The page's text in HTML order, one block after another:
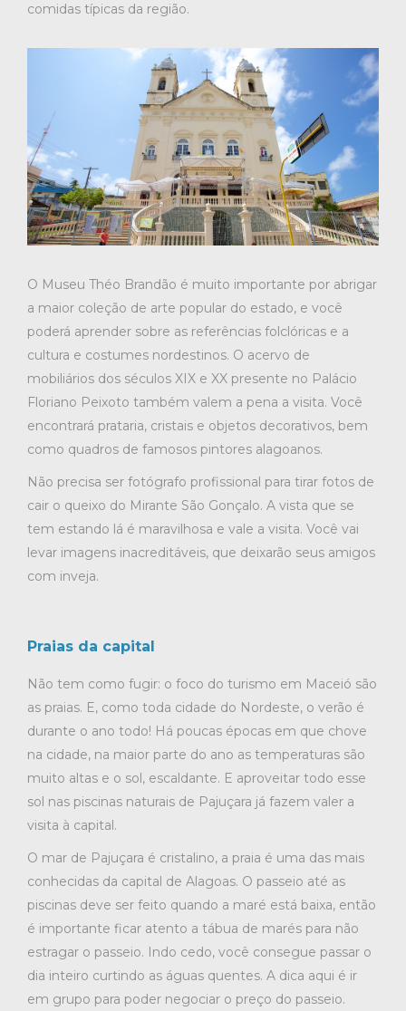
comidas típicas da região.
O Museu Théo Brandão é muito importante por abrigar
a maior coleção de arte popular do estado, e você
poderá aprender sobre as referências folclóricas e a
cultura e costumes nordestinos. O acervo de
mobiliários dos séculos XIX e XX presente no Palácio
Floriano Peixoto também valem a pena a visita. Você
encontrará prataria, cristais e objetos decorativos, bem
como quadros de famosos pintores alagoanos.
Não precisa ser fotógrafo profissional para tirar fotos de
cair o queixo do Mirante São Gonçalo. A vista que se
tem estando lá é maravilhosa e vale a visita. Você vai
levar imagens inacreditáveis, que deixarão seus amigos
com inveja.
Praias da capital
Não tem como fugir: o foco do turismo em Maceió são
as praias. E, como toda cidade do Nordeste, o verão é
durante o ano todo! Há poucas épocas em que chove
na cidade, na maior parte do ano as temperaturas são
muito altas e o sol, escaldante. E aproveitar todo esse
sol nas piscinas naturais de Pajuçara já fazem valer a
visita à capital.
O mar de Pajuçara é cristalino, a praia é uma das mais
conhecidas da capital de Alagoas. O passeio até as
piscinas deve ser feito quando a maré está baixa, então
é importante ficar atento a tábua de marés para não
estragar o passeio. Indo cedo, você consegue passar o
dia inteiro curtindo as águas quentes. A dica aqui é ir
em grupo para poder negociar o preço do passeio.